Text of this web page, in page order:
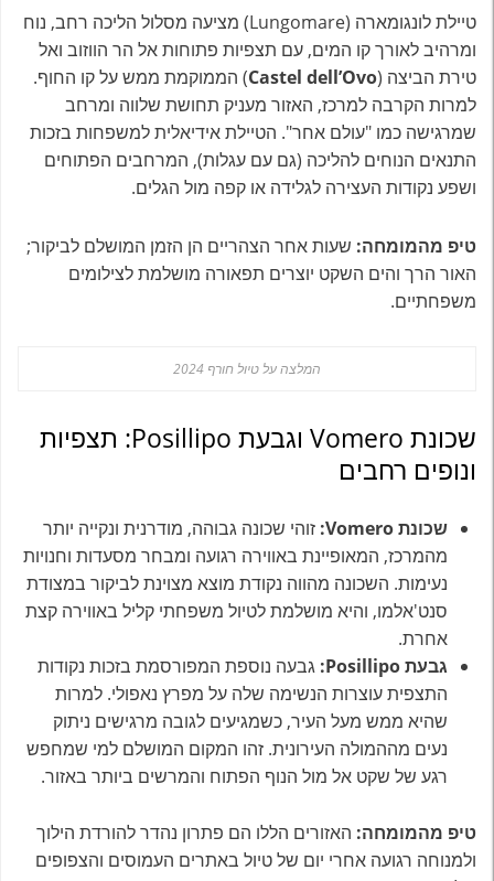
טיילת לונגומארה (Lungomare) מציעה מסלול הליכה רחב, נוח
ומרהיב לאורך קו המים, עם תצפיות פתוחות אל הר הווזוב ואל
טירת הביצה (Castel dell’Ovo) הממוקמת ממש על קו החוף.
למרות הקרבה למרכז, האזור מעניק תחושת שלווה ומרחב
שמרגישה כמו "עולם אחר". הטיילת אידיאלית למשפחות בזכות
התנאים הנוחים להליכה (גם עם עגלות), המרחבים הפתוחים
ושפע נקודות העצירה לגלידה או קפה מול הגלים.
טיפ מהמומחה: שעות אחר הצהריים הן הזמן המושלם לביקור;
האור הרך והים השקט יוצרים תפאורה מושלמת לצילומים
משפחתיים.
המלצה על טיול חורף 2024
שכונת Vomero וגבעת Posillipo: תצפיות
ונופים רחבים
שכונת Vomero:
זוהי שכונה גבוהה, מודרנית ונקייה יותר
מהמרכז, המאופיינת באווירה רגועה ומבחר מסעדות וחנויות
נעימות. השכונה מהווה נקודת מוצא מצוינת לביקור במצודת
סנט'אלמו, והיא מושלמת לטיול משפחתי קליל באווירה קצת
אחרת.
גבעת Posillipo:
גבעה נוספת המפורסמת בזכות נקודות
התצפית עוצרות הנשימה שלה על מפרץ נאפולי. למרות
שהיא ממש מעל העיר, כשמגיעים לגובה מרגישים ניתוק
נעים מההמולה העירונית. זהו המקום המושלם למי שמחפש
רגע של שקט אל מול הנוף הפתוח והמרשים ביותר באזור.
טיפ מהמומחה: האזורים הללו הם פתרון נהדר להורדת הילוך
ולמנוחה רגועה אחרי יום של טיול באתרים העמוסים והצפופים